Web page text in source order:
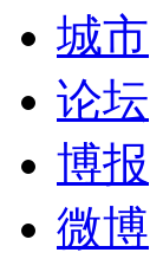
城市
论坛
博报
微博